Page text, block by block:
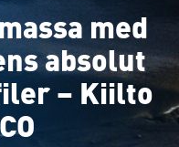
med
absolut
– Kiilto